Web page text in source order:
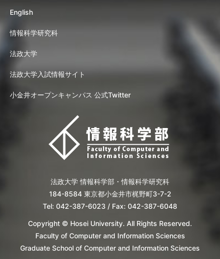
English
情報科学研究科
法政大学
法政大学入試情報サイト
小金井オープンキャンパス 公式Twitter
法政大学 情報科学部・情報科学研究科
184-8584 東京都小金井市梶野町3-7-2
Tel: 042-387-6023 / Fax: 042-387-6048
Copyright © Hosei University. All Rights Reserved.
Faculty of Computer and Information Sciences
Graduate School of Computer and Information Sciences